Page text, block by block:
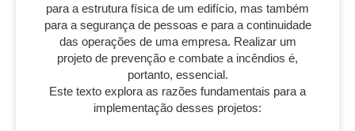
para a estrutura física de um edifício, mas também
para a segurança de pessoas e para a continuidade
das operações de uma empresa. Realizar um
projeto de prevenção e combate a incêndios é,
portanto, essencial.
Este texto explora as razões fundamentais para a
implementação desses projetos: